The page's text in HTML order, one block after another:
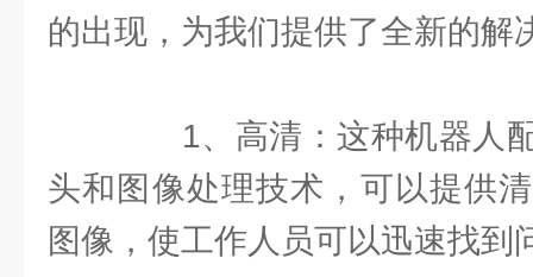
的出现，为我们提供了全新的解
1、高清：这种机器人配
头和图像处理技术，可以提供
图像，使工作人员可以迅速找到